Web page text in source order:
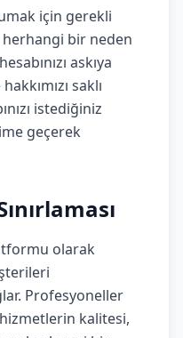
için gerekli
bir neden
askıya
saklı
istediğiniz
geçerek
olarak
Profesyoneller
kalitesi,